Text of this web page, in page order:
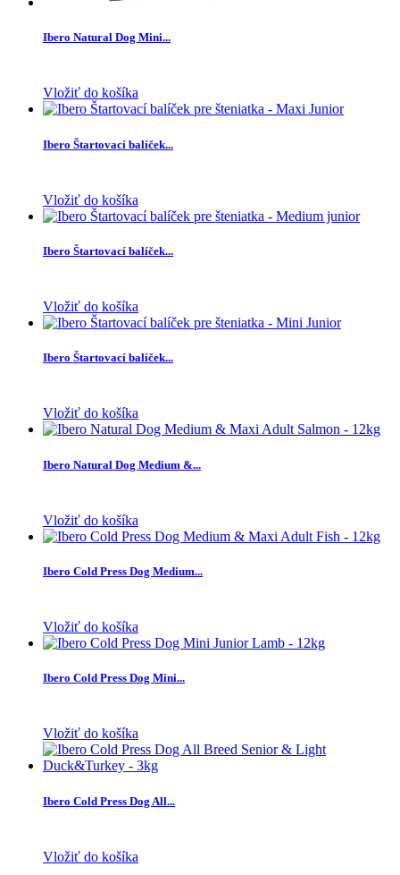
Ibero Natural Dog Mini...
Vložiť do košíka
Ibero Štartovací balíček...
Vložiť do košíka
Ibero Štartovací balíček...
Vložiť do košíka
Ibero Štartovací balíček...
Vložiť do košíka
Ibero Natural Dog Medium &...
Vložiť do košíka
Ibero Cold Press Dog Medium...
Vložiť do košíka
Ibero Cold Press Dog Mini...
Vložiť do košíka
Ibero Cold Press Dog All...
Vložiť do košíka